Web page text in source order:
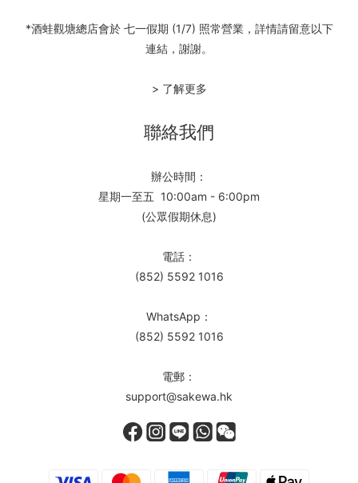
*酒蛙觀塘總店會於 七一假期 (1/7) 照常營業，詳情請留意以下
連結，謝謝。
> 了解更多
聯絡我們
辦公時間：
星期一至五 10:00am - 6:00pm
(公眾假期休息)
電話：
(852) 5592 1016
WhatsApp：
(852) 5592 1016
電郵：
support@sakewa.hk